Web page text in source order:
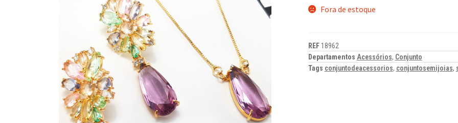
Fora de estoque
REF 18962
Departamentos Acessórios, Conjunto
Tags conjuntodeacessorios, conjuntosemijoias,